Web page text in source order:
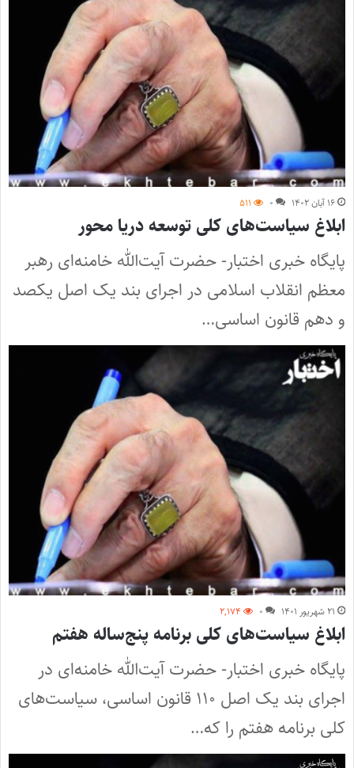
۱۶ آبان ۱۴۰۲ ۰ ۵۱۱
ابلاغ سیاست‌های کلی توسعه دریا محور
پایگاه خبری اختبار- حضرت آیت‌الله خامنه‌ای رهبر
معظم انقلاب اسلامی در اجرای بند یک اصل یکصد
و دهم قانون اساسی…
۲۱ شهریور ۱۴۰۱ ۰ ۲,۱۷۴
ابلاغ سیاست‌های کلی برنامه پنج‌ساله هفتم
پایگاه خبری اختبار- حضرت آیت‌الله خامنه‌ای در
اجرای بند یک اصل ۱۱۰ قانون اساسی، سیاست‌های
کلی برنامه هفتم را که…